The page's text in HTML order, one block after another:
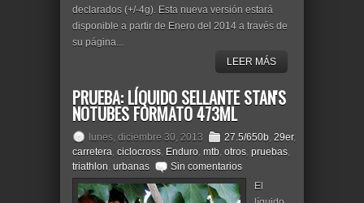
declarados (+/-4g). Esta nueva versión estará
disponible a partir de Enero del 2014 a través de
su página...
LEER MÁS
PRUEBA: LÍQUIDO SELLANTE STAN'S
NOTUBES FORMATO 473ML
lunes, diciembre 30, 2013 27.5/650b, 29er,
carretera, ciclocross, Enduro, mtb, otros, pruebas,
triathlon, urbanas
Sin comentarios
El